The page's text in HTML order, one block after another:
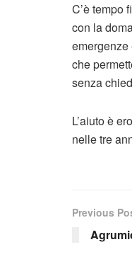
C’è tempo
con la
che
senza
L’aiuto è
nelle tre
Previous